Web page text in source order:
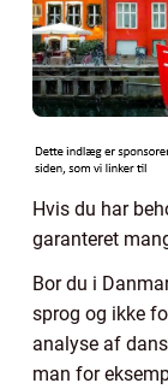
Hvis du har
garanteret
Bor du i
sprog og ikke
analyse af
man for